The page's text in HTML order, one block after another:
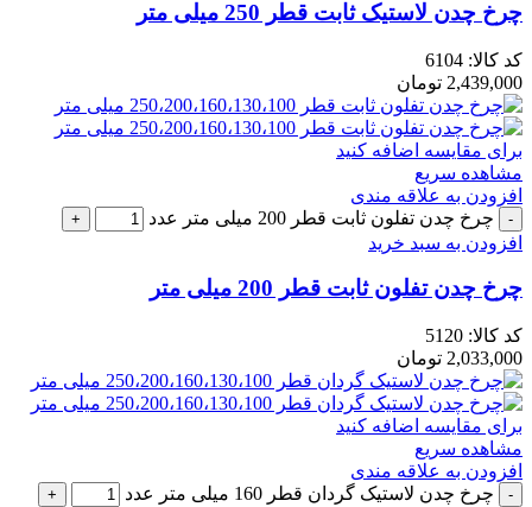
چرخ چدن لاستیک ثابت قطر 250 میلی متر
کد کالا: 6104
2,439,000 تومان
برای مقایسه اضافه کنید
مشاهده سریع
افزودن به علاقه مندی
چرخ چدن تفلون ثابت قطر 200 میلی متر عدد
افزودن به سبد خرید
چرخ چدن تفلون ثابت قطر 200 میلی متر
کد کالا: 5120
2,033,000 تومان
برای مقایسه اضافه کنید
مشاهده سریع
افزودن به علاقه مندی
چرخ چدن لاستیک گردان قطر 160 میلی متر عدد